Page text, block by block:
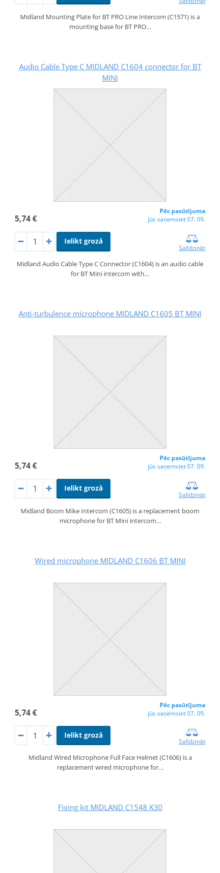
Midland Mounting Plate for BT PRO Line Intercom (C1571) is a
mounting base for BT PRO…
Audio Cable Type C MIDLAND C1604 connector for BT
MINI
5,74 €
Pēc pasūtījuma
jūs saņemsiet 07. 09.
Ielikt grozā
Salīdzināt
Midland Audio Cable Type C Connector (C1604) is an audio cable
for BT Mini intercom with…
Anti-turbulence microphone MIDLAND C1605 BT MINI
5,74 €
Pēc pasūtījuma
jūs saņemsiet 07. 09.
Ielikt grozā
Salīdzināt
Midland Boom Mike Intercom (C1605) is a replacement boom
microphone for BT Mini intercom…
Wired microphone MIDLAND C1606 BT MINI
5,74 €
Pēc pasūtījuma
jūs saņemsiet 07. 09.
Ielikt grozā
Salīdzināt
Midland Wired Microphone Full Face Helmet (C1606) is a
replacement wired microphone for…
Fixing kit MIDLAND C1548 K30